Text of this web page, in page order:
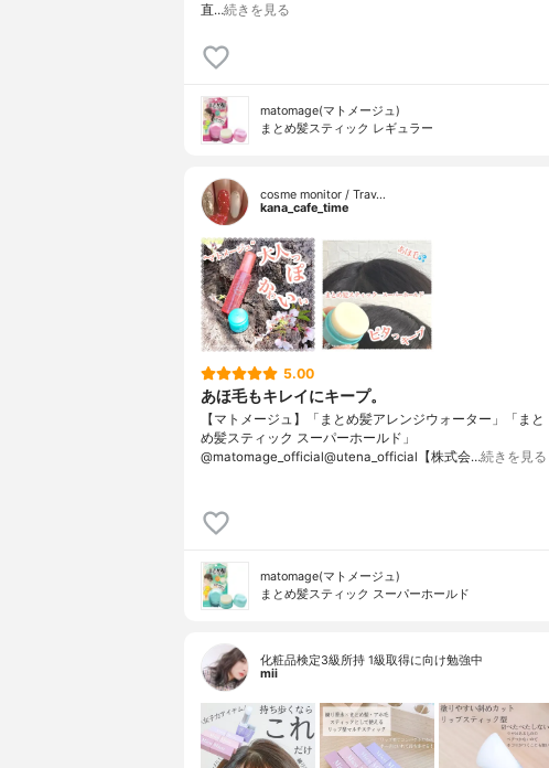
直…続きを見る
matomage(マトメージュ)
まとめ髪スティック レギュラー
cosme monitor / Trav…
kana_cafe_time
5.00
あほ毛もキレイにキープ。
【マトメージュ】「まとめ髪アレンジウォーター」「まと
め髪スティック スーパーホールド」
@matomage_official@utena_official【株式会…続きを見る
matomage(マトメージュ)
まとめ髪スティック スーパーホールド
化粧品検定3級所持 1級取得に向け勉強中
mii